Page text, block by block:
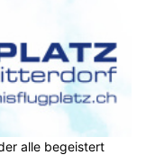
alle begeistert